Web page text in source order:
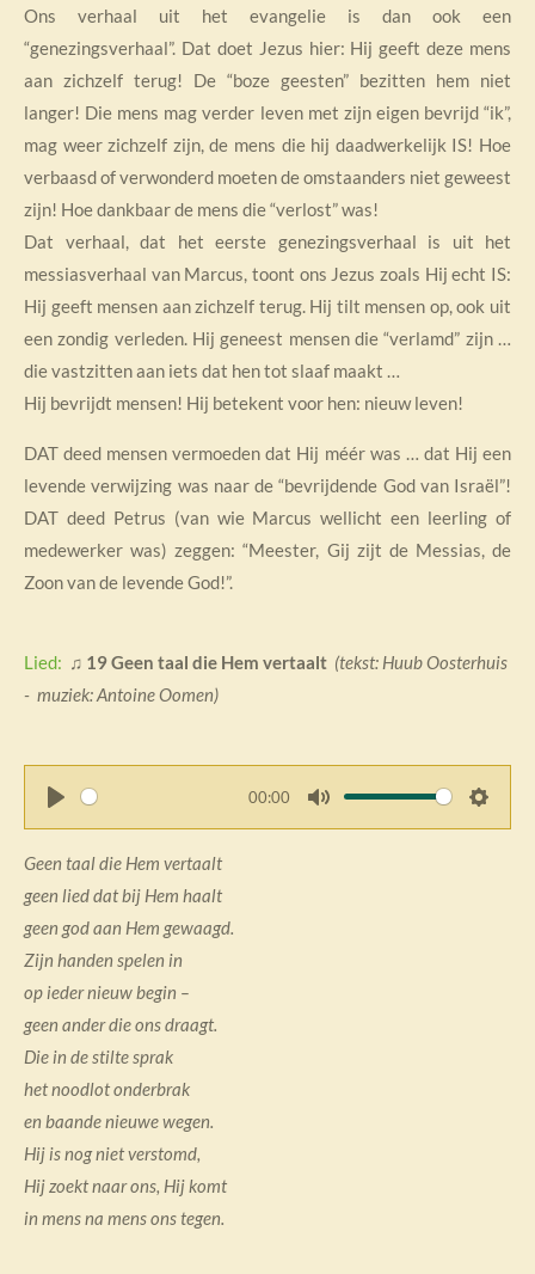
Ons verhaal uit het evangelie is dan ook een
“genezingsverhaal”. Dat doet Jezus hier: Hij geeft deze mens
aan zichzelf terug! De “boze geesten” bezitten hem niet
langer! Die mens mag verder leven met zijn eigen bevrijd “ik”,
mag weer zichzelf zijn, de mens die hij daadwerkelijk IS! Hoe
verbaasd of verwonderd moeten de omstaanders niet geweest
zijn! Hoe dankbaar de mens die “verlost” was!
Dat verhaal, dat het eerste genezingsverhaal is uit het
messiasverhaal van Marcus, toont ons Jezus zoals Hij echt IS:
Hij geeft mensen aan zichzelf terug. Hij tilt mensen op, ook uit
een zondig verleden. Hij geneest mensen die “verlamd” zijn …
die vastzitten aan iets dat hen tot slaaf maakt …
Hij bevrijdt mensen! Hij betekent voor hen: nieuw leven!
DAT deed mensen vermoeden dat Hij méér was … dat Hij een
levende verwijzing was naar de “bevrijdende God van Israël”!
DAT deed Petrus (van wie Marcus wellicht een leerling of
medewerker was) zeggen: “Meester, Gij zijt de Messias, de
Zoon van de levende God!”.
Lied: ♫ 19 Geen taal die Hem vertaalt (tekst: Huub Oosterhuis
- muziek: Antoine Oomen)
00:00
Geen taal die Hem vertaalt
geen lied dat bij Hem haalt
geen god aan Hem gewaagd.
Zijn handen spelen in
op ieder nieuw begin –
geen ander die ons draagt.
Die in de stilte sprak
het noodlot onderbrak
en baande nieuwe wegen.
Hij is nog niet verstomd,
Hij zoekt naar ons, Hij komt
in mens na mens ons tegen.